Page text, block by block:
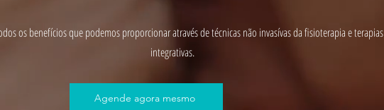
os benefícios que podemos proporcionar através de técnicas não invasívas da fisioterapia e terapias
integrativas.
Agende agora mesmo